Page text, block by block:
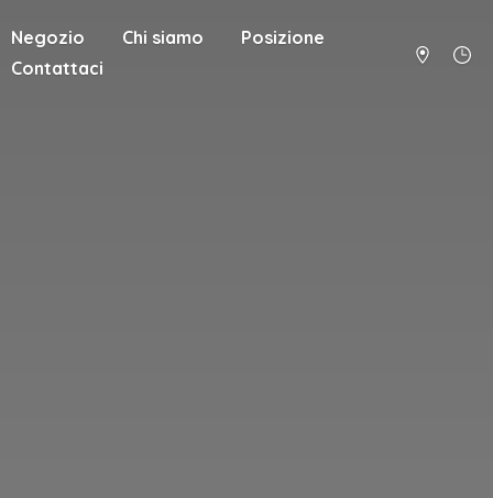
Negozio Chi siamo
Posizione
Contattaci